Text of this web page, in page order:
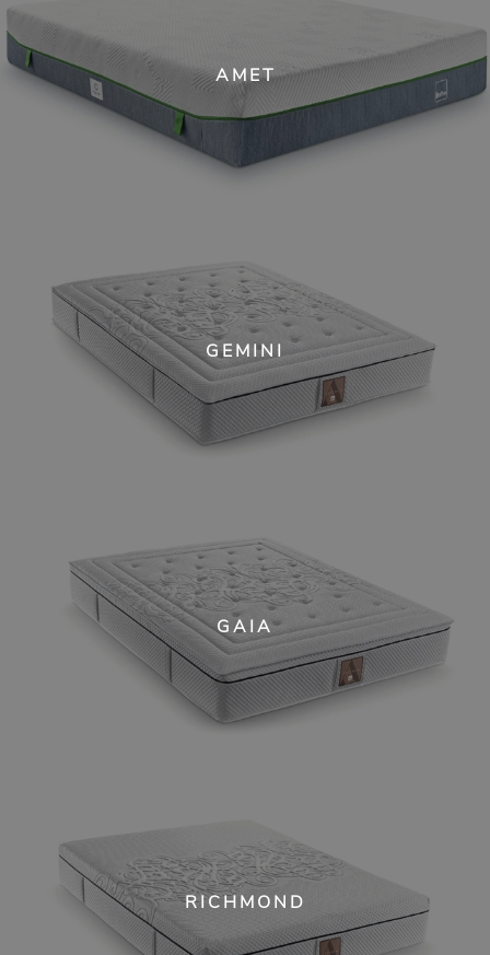
AMET
GEMINI
GAIA
RICHMOND